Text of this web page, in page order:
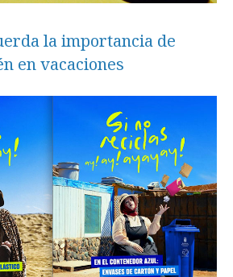
la importancia de
en vacaciones